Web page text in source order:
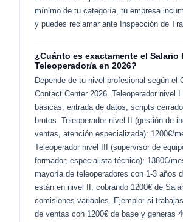
mínimo de tu categoría, tu empresa
y puedes reclamar ante Inspección de
¿Cuánto es exactamente el Salario
Teleoperador/a en 2026?
Depende de tu nivel profesional según el
Contact Center 2026. Teleoperador nivel I
básicas, entrada de datos, scripts
brutos. Teleoperador nivel II (gestión de
ventas, atención especializada): 1200€/
Teleoperador nivel III (supervisor de
formador, especialista técnico): 1380€/
mayoría de teleoperadores con 1-3 años
están en nivel II, cobrando 1200€ de
comisiones variables. Ejemplo: si
de ventas con 1200€ de base y generas